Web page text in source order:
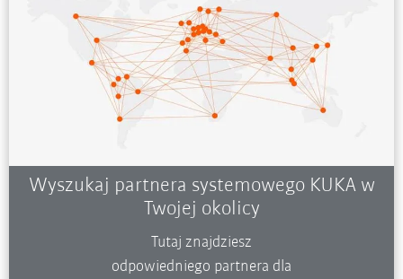
Wyszukaj partnera systemowego KUKA w
Twojej okolicy
Tutaj znajdziesz
odpowiedniego partnera dla